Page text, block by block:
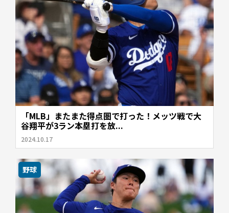
「MLB」またまた得点圏で打った！メッツ戦で大
谷翔平が3ラン本塁打を放...
2024.10.17
野球